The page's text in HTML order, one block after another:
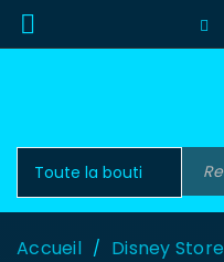
Accueil / Disney Store